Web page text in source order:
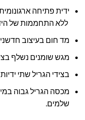
ידית פתיחה
ללא התחממות של
מד חום בעיצוב
מגש שומנים נשלף
בצידי הגריל שתי
מכסה הגריל גבוה
שלמים.